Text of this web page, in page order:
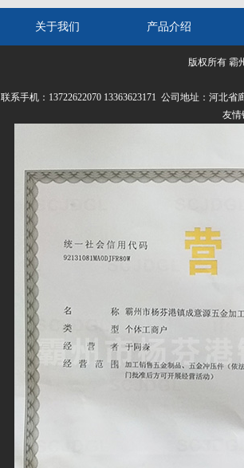
关于我们 产品介绍
版权所有 霸
联系手机：13722622070 13363623171 公司地址：河北
友情